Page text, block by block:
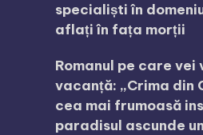
specialiști în
aflați în fața morții
Romanul pe care
vacanță: „Crima din
cea mai frumoasă
paradisul ascunde